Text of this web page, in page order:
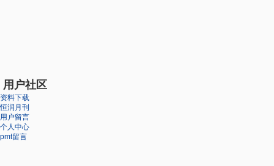
用户社区
资料下载
恒润月刊
用户留言
个人中心
pmt留言